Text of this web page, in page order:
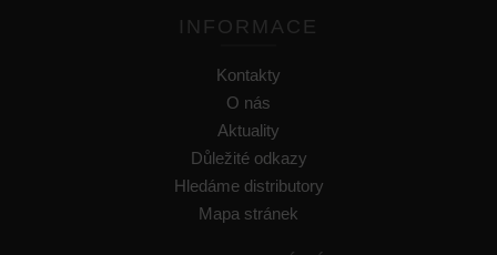
INFORMACE
Kontakty
O nás
Aktuality
Důležité odkazy
Hledáme distributory
Mapa stránek